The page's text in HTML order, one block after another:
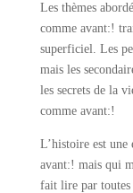
Les thèmes
comme avant:!
superficiel. Les
mais les
les secrets de la
comme avant:!
L’histoire est
avant:! mais qui
fait lire par